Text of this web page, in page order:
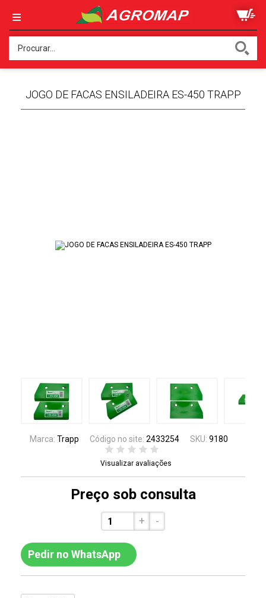
JOGO DE FACAS ENSILADEIRA ES-450 TRAPP
Marca: Trapp Código no site: 2433254 SKU: 9180
Visualizar avaliações
Preço sob consulta
+ -
Pedir no WhatsApp